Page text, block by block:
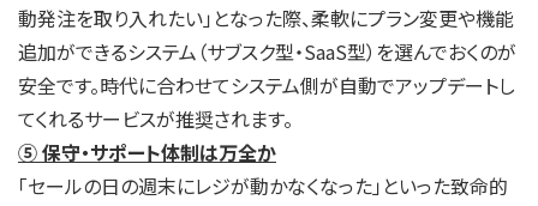
動発注を取り入れたい」となった際、柔軟にプラン変更や機能
追加ができるシステム（サブスク型・SaaS型）を選んでおくのが
安全です。時代に合わせてシステム側が自動でアップデートし
てくれるサービスが推奨されます。
⑤ 保守・サポート体制は万全か
「セールの日の週末にレジが動かなくなった」といった致命的